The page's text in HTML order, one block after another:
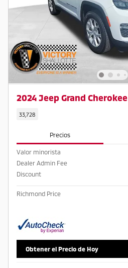
2024 Jeep Grand Cherokee
33,728
Precios
Valor minorista
Dealer Admin Fee
Discount
Richmond Price
Obtener el Precio de Hoy